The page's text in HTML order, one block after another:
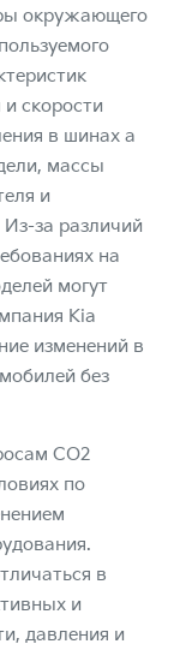
окружающего
скорости
в шинах а
массы
и
за различий
на
могут
Kia
изменений в
без
CO2
по
в
и
давления и